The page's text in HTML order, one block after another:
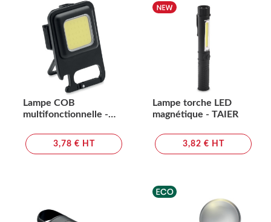
Lampe COB
multifonctionnelle -
3,78 € HT
Lampe torche LED
magnétique - TAIER
3,82 € HT